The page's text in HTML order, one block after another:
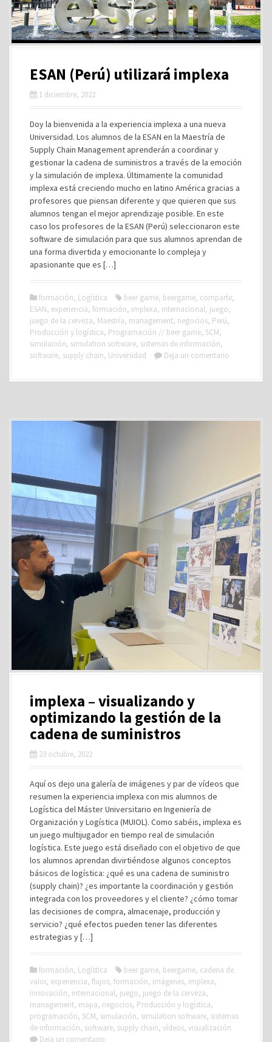
ESAN (Perú) utilizará implexa
1 diciembre, 2022
Doy la bienvenida a la experiencia implexa a una nueva
Universidad. Los alumnos de la ESAN en la Maestría de
Supply Chain Management aprenderán a coordinar y
gestionar la cadena de suministros a través de la emoción
y la simulación de implexa. Últimamente la comunidad
implexa está creciendo mucho en latino América gracias a
profesores que piensan diferente y que quieren que sus
alumnos tengan el mejor aprendizaje posible. En este
caso los profesores de la ESAN (Perú) seleccionaron este
software de simulación para que sus alumnos aprendan de
una forma divertida y emocionante lo compleja y
apasionante que es […]
formación, Logística beer game, beergame, compartir,
ESAN, experiencia, formación, implexa, internacional, juego,
juego de la cerveza, Maestría, management, negocios, Perú,
Producción y logística, Programación // beer game, SCM,
simulación, simulation software, sistemas de información,
software, supply chain, Universidad Deja un comentario
implexa – visualizando y
optimizando la gestión de la
cadena de suministros
23 octubre, 2022
Aquí os dejo una galería de imágenes y par de vídeos que
resumen la experiencia implexa con mis alumnos de
Logística del Máster Universitario en Ingeniería de
Organización y Logística (MUIOL). Como sabéis, implexa es
un juego multijugador en tiempo real de simulación
logística. Este juego está diseñado con el objetivo de que
los alumnos aprendan divirtiéndose algunos conceptos
básicos de logística: ¿qué es una cadena de suministro
(supply chain)? ¿es importante la coordinación y gestión
integrada con los proveedores y el cliente? ¿cómo tomar
las decisiones de compra, almacenaje, producción y
servicio? ¿qué efectos pueden tener las diferentes
estrategias y […]
formación, Logística beer game, beergame, cadena de
valor, experiencia, flujos, formación, imágenes, implexa,
innovación, internacional, juego, juego de la cerveza,
management, mapa, negocios, Producción y logística,
programación, SCM, simulación, simulation software, sistemas
de información, software, supply chain, vídeos, visualización
Deja un comentario